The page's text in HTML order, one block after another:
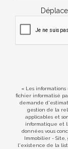
« Les
fichier informatisé
demande
gestion de la
applicables et
informatique et
données vous
Immobilier - Site,
l'existence de la